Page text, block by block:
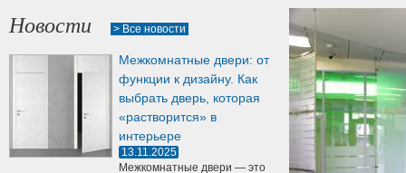
Уплотнитель для деревянных дверей
Артикул:
Новости > Все новости
Межкомнатные двери: от
функции к дизайну. Как
выбрать дверь, которая
«растворится» в
интерьере
13.11.2025
Межкомнатные двери — это